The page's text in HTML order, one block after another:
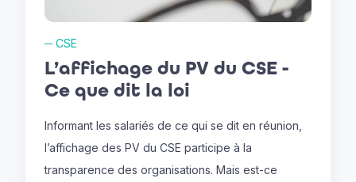
─ CSE
L’affichage du PV du CSE -
Ce que dit la loi
Informant les salariés de ce qui se dit en réunion,
l’affichage des PV du CSE participe à la
transparence des organisations. Mais est-ce